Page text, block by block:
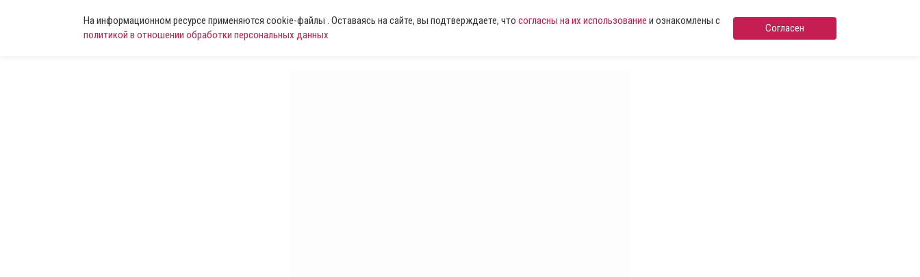
На информационном ресурсе применяются cookie-файлы . Оставаясь на сайте, вы подтверждаете, что согласны на их использование и ознакомлены с
политикой в отношении обработки персональных данных
Согласен